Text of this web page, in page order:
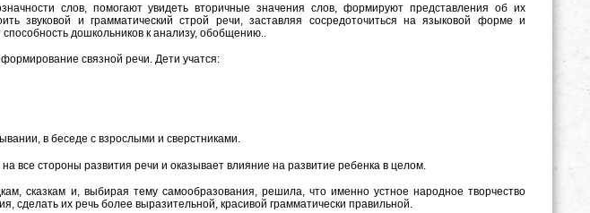
слов, помогают увидеть вторичные значения слов, формируют представления об их
звуковой и грамматический строй речи, заставляя сосредоточиться на языковой форме и
дошкольников к анализу, обобщению..
связной речи. Дети учатся:
в беседе с взрослыми и сверстниками.
все стороны развития речи и оказывает влияние на развитие ребенка в целом.
сказкам и, выбирая тему самообразования, решила, что именно устное народное творчество
сделать их речь более выразительной, красивой грамматически правильной.